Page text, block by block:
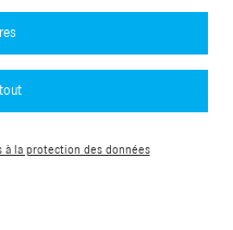
à la protection des données